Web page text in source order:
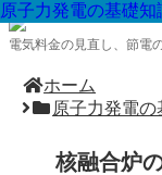
電気料金の見直し、節電
ホーム
原子力発電の
核融合炉
原子力発電の基礎知
原子力発電の基礎知
原子力発電の基礎知
原子力発電の基礎知
原子力発電の基礎知
原子力発電の基礎知
原子力発電の基礎知
原子力発電の基礎知
原子力発電の基礎知